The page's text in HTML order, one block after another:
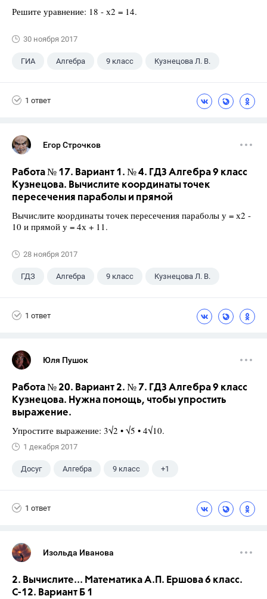
Решите уравнение: 18 - х2 = 14.
30 ноября 2017
ГИА Алгебра 9 класс Кузнецова Л. В.
1 ответ
Егор Строчков
Работа № 17. Вариант 1. № 4. ГДЗ Алгебра 9 класс
Кузнецова. Вычислите координаты точек
пересечения параболы и прямой
Вычислите координаты точек пересечения параболы у = х2 -
10 и прямой у = 4х + 11.
28 ноября 2017
ГДЗ Алгебра 9 класс Кузнецова Л. В.
1 ответ
Юля Пушок
Работа № 20. Вариант 2. № 7. ГДЗ Алгебра 9 класс
Кузнецова. Нужна помощь, чтобы упростить
выражение.
Упростите выражение: 3√2 • √5 • 4√10.
1 декабря 2017
Досуг Алгебра 9 класс +1
1 ответ
Изольда Иванова
2. Вычислите... Математика А.П. Ершова 6 класс.
С-12. Вариант Б 1